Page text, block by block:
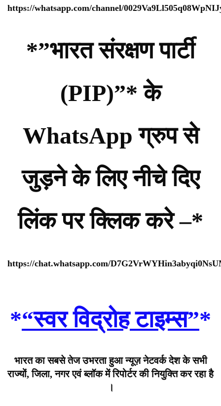
https://whatsapp.com/channel/
*”भारत संरक्षण पार्टी
(PIP)”* के
WhatsApp ग्रुप से
जुड़ने के लिए नीचे दिए
लिंक पर क्लिक करे –*
https://chat.whatsapp.com/
*“स्वर विद्रोह टाइम्स”*
भारत का सबसे तेज उभरता हुआ न्यूज़ नेटवर्क देश के सभी
राज्यों, जिला, नगर एवं ब्लॉक में रिपोर्टर की नियुक्ति कर रहा है
।